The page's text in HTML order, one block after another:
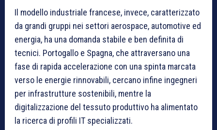
Il modello industriale francese, invece, caratterizzato
da grandi gruppi nei settori aerospace, automotive ed
energia, ha una domanda stabile e ben definita di
tecnici. Portogallo e Spagna, che attraversano una
fase di rapida accelerazione con una spinta marcata
verso le energie rinnovabili, cercano infine ingegneri
per infrastrutture sostenibili, mentre la
digitalizzazione del tessuto produttivo ha alimentato
la ricerca di profili IT specializzati.